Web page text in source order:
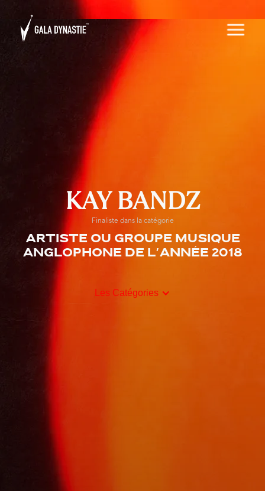
KAY BANDZ
Finaliste dans la catégorie
Artiste ou groupe musique
anglophone de l'année 2018
Les Catégories